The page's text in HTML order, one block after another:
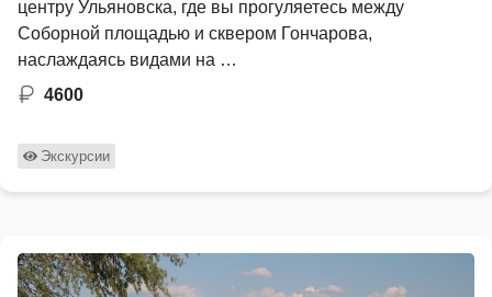
центру Ульяновска, где вы прогуляетесь между
Соборной площадью и сквером Гончарова,
наслаждаясь видами на …
4600
Экскурсии